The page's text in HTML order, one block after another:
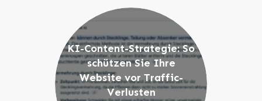
KI-Content-Strategie: So
schützen Sie Ihre
Website vor Traffic-
Verlusten